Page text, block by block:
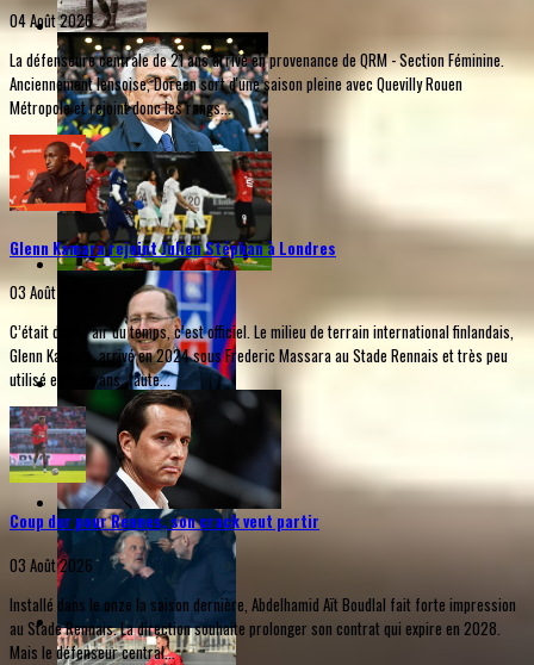
04 Août 2026
La défenseure centrale de 21 ans arrive en provenance de QRM - Section Féminine.
Anciennement lensoise, Doreen sort d'une saison pleine avec Quevilly Rouen
Métropole et rejoint donc les rangs...
Glenn Kamara rejoint Julien Stéphan à Londres
03 Août 2026
C’était dans l’air du temps, c’est officiel. Le milieu de terrain international finlandais,
Glenn Kamara, arrivé en 2024 sous Frederic Massara au Stade Rennais et très peu
utilisé en deux ans, faute...
Coup dur pour Rennes, son crack veut partir
03 Août 2026
Installé dans le onze la saison dernière, Abdelhamid Aït Boudlal fait forte impression
au Stade Rennais. La direction souhaite prolonger son contrat qui expire en 2028.
Mais le défenseur central...